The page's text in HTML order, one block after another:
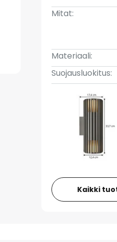
Mitat:
Materiaali:
Suojausluokitus:
Kaikki